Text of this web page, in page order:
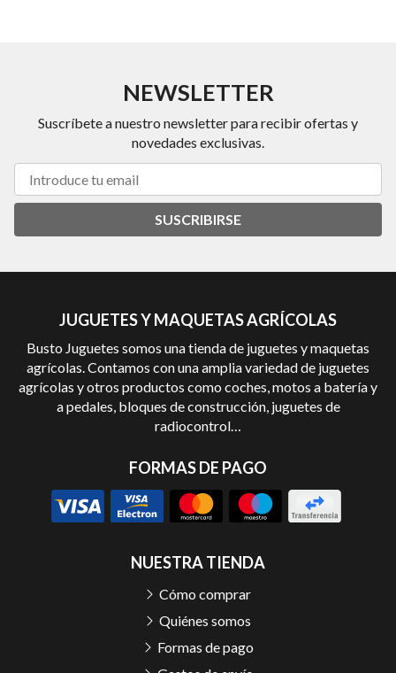
NEWSLETTER
Suscríbete a nuestro newsletter para recibir ofertas y
novedades exclusivas.
SUSCRIBIRSE
JUGUETES Y MAQUETAS AGRÍCOLAS
Busto Juguetes somos una tienda de juguetes y maquetas
agrícolas. Contamos con una amplia variedad de juguetes
agrícolas y otros productos como coches, motos a batería y
a pedales, bloques de construcción, juguetes de
radiocontrol…
FORMAS DE PAGO
NUESTRA TIENDA
Cómo comprar
Quiénes somos
Formas de pago